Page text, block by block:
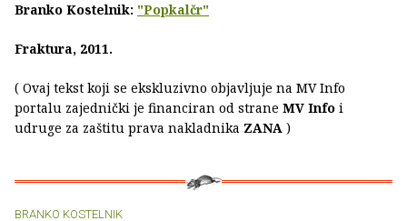
Branko Kostelnik: "Popkalčr"
Fraktura, 2011.
( Ovaj tekst koji se ekskluzivno objavljuje na MV Info
portalu zajednički je financiran od strane MV Info i
udruge za zaštitu prava nakladnika ZANA )
BRANKO KOSTELNIK